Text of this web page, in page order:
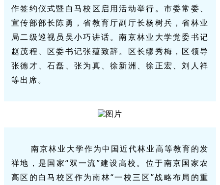
作签约仪式暨白马校区启用活动举行。市委常委、
宣传部部长陈勇，省教育厅副厅长杨树兵，省林业
局二级巡视员吴小巧讲话。南京林业大学党委书记
赵茂程、区委书记张蕴致辞。区长缪秀梅，区领导
张德才、石磊、张为真、徐新洲、徐正宏、刘人祥
等出席。
南京林业大学作为中国近代林业高等教育的发
祥地，是国家“双一流”建设高校。位于南京国家农
高区的白马校区作为南林“一校三区”战略布局的重